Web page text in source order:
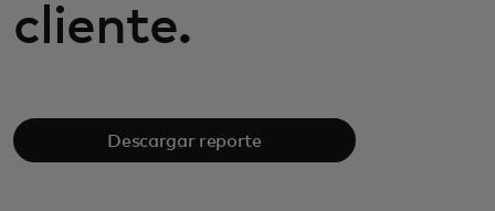
cliente.
Descargar reporte